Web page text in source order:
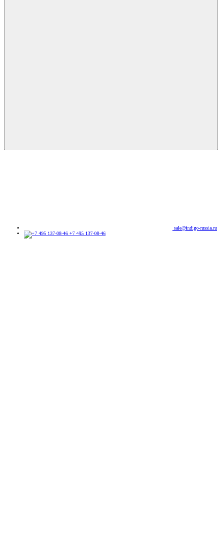
sale@indigo-russia.ru
+7 495 137-08-46